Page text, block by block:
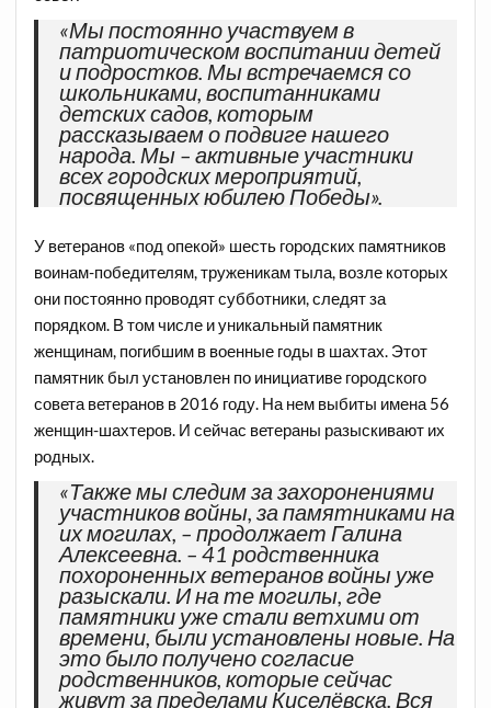
«Мы постоянно участвуем в
патриотическом воспитании детей
и подростков. Мы встречаемся со
школьниками, воспитанниками
детских садов, которым
рассказываем о подвиге нашего
народа. Мы – активные участники
всех городских мероприятий,
посвященных юбилею Победы».
У ветеранов «под опекой» шесть городских памятников
воинам-победителям, труженикам тыла, возле которых
они постоянно проводят субботники, следят за
порядком. В том числе и уникальный памятник
женщинам, погибшим в военные годы в шахтах. Этот
памятник был установлен по инициативе городского
совета ветеранов в 2016 году. На нем выбиты имена 56
женщин-шахтеров. И сейчас ветераны разыскивают их
родных.
«Также мы следим за захоронениями
участников войны, за памятниками на
их могилах, – продолжает Галина
Алексеевна. – 41 родственника
похороненных ветеранов войны уже
разыскали. И на те могилы, где
памятники уже стали ветхими от
времени, были установлены новые. На
это было получено согласие
родственников, которые сейчас
живут за пределами Киселёвска. Вся